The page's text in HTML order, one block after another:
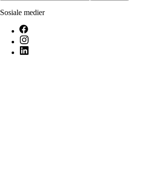
Sosiale medier